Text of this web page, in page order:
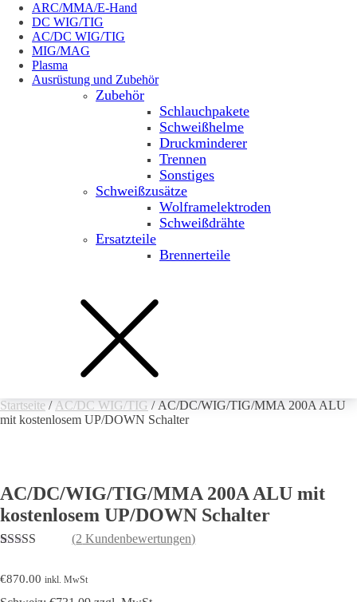
ARC/MMA/E-Hand
DC WIG/TIG
AC/DC WIG/TIG
MIG/MAG
Plasma
Ausrüstung und Zubehör
Zubehör
Schlauchpakete
Schweißhelme
Druckminderer
Trennen
Sonstiges
Schweißzusätze
Wolframelektroden
Schweißdrähte
Ersatzteile
Brennerteile
Startseite / AC/DC WIG/TIG / AC/DC/WIG/TIG/MMA 200A ALU
mit kostenlosem UP/DOWN Schalter
AC/DC/WIG/TIG/MMA 200A ALU mit
kostenlosem UP/DOWN Schalter
von 5,
basierend
(2 Kundenbewertungen)
€870.00 inkl. MwSt